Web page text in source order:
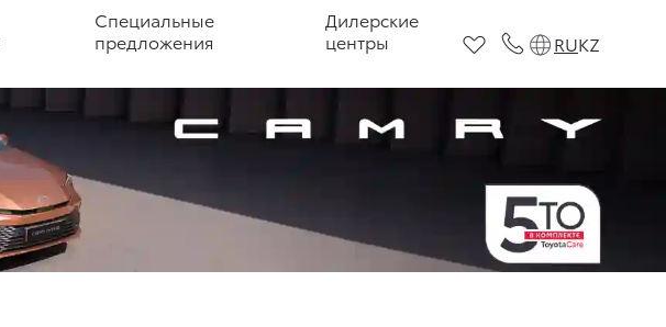
Специальные
предложения
Дилерские
центры
RUKZ